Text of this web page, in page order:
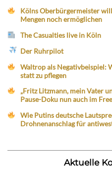
Kölns Oberbürgermeister
Mengen noch ermöglichen
The Casualties live in Köln
Der Ruhrpilot
Waltrop als Negativbeispiel:
statt zu pflegen
„Fritz Litzmann, mein Vater
Pause-Doku nun auch im
Wie Putins deutsche
Drohnenanschlag für
Aktuelle